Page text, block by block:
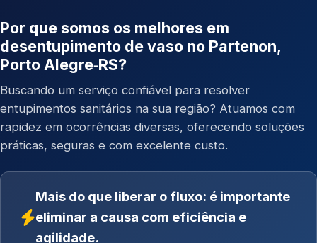
Por que somos os melhores em
desentupimento de vaso no Partenon,
Porto Alegre‑RS?
Buscando um serviço confiável para resolver
entupimentos sanitários na sua região? Atuamos com
rapidez em ocorrências diversas, oferecendo soluções
práticas, seguras e com excelente custo.
Mais do que liberar o fluxo: é importante
eliminar a causa com eficiência e
agilidade.